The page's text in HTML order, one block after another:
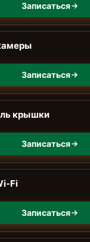
Записаться
Записаться
крышки
Записаться
Fi
Записаться